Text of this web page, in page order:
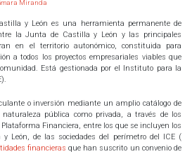
Miranda
y León es una herramienta permanente de
la Junta de Castilla y León y las principales
en el territorio autonómico, constituida para
a todos los proyectos empresariales viables que
Está gestionada por el Instituto para la
o inversión mediante un amplio catálogo de
pública como privada, a través de los
Financiera, entre los que se incluyen los
León, de las sociedades del perímetro del ICE (
financieras que han suscrito un convenio de